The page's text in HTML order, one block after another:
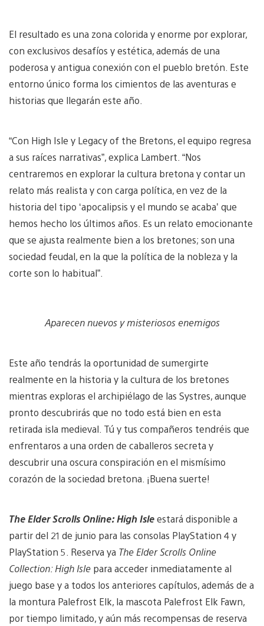
El resultado es una zona colorida y enorme por explorar,
con exclusivos desafíos y estética, además de una
poderosa y antigua conexión con el pueblo bretón. Este
entorno único forma los cimientos de las aventuras e
historias que llegarán este año.
“Con High Isle y Legacy of the Bretons, el equipo regresa
a sus raíces narrativas”, explica Lambert. “Nos
centraremos en explorar la cultura bretona y contar un
relato más realista y con carga política, en vez de la
historia del tipo ‘apocalipsis y el mundo se acaba’ que
hemos hecho los últimos años. Es un relato emocionante
que se ajusta realmente bien a los bretones; son una
sociedad feudal, en la que la política de la nobleza y la
corte son lo habitual”.
Aparecen nuevos y misteriosos enemigos
Este año tendrás la oportunidad de sumergirte
realmente en la historia y la cultura de los bretones
mientras exploras el archipiélago de las Systres, aunque
pronto descubrirás que no todo está bien en esta
retirada isla medieval. Tú y tus compañeros tendréis que
enfrentaros a una orden de caballeros secreta y
descubrir una oscura conspiración en el mismísimo
corazón de la sociedad bretona. ¡Buena suerte!
The Elder Scrolls Online: High Isleestará disponible a
partir del 21 de junio para las consolas PlayStation 4 y
PlayStation 5. Reserva ya The Elder Scrolls Online
Collection: High Isle para acceder inmediatamente al
juego base y a todos los anteriores capítulos, además de a
la montura Palefrost Elk, la mascota Palefrost Elk Fawn,
por tiempo limitado, y aún más recompensas de reserva